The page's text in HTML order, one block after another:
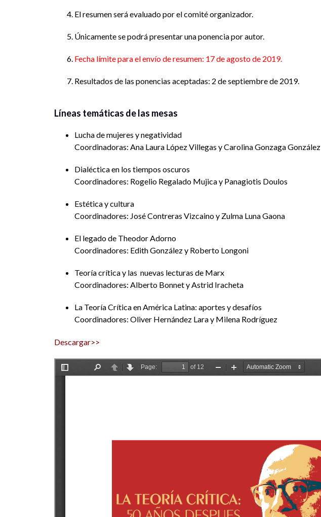
El resumen será evaluado por el comité organizador.
Únicamente se podrá presentar una ponencia por autor.
Fecha límite para el envío de resumen: 17 de agosto de 2019.
Resultados de las ponencias aceptadas: 2 de septiembre de 2019.
Líneas temáticas de las mesas
Lucha de mujeres y negatividad
Coordinadoras: Ana Laura López Villegas y Carolina Gonzaga González
Dialéctica en los tiempos oscuros
Coordinadores: Rogelio Regalado Mujica y Panagiotis Doulos
Estética y cultura
Coordinadores: José Contreras Vizcaino y Zulma Luna Gaona
El legado de Theodor Adorno
Coordinadores: Edith González y Roberto Longoni
Teoría crítica y las nuevas lecturas de Marx
Coordinadores: Alberto Bonnet y Astrid Iracheta
La Teoría Crítica en América Latina: aportes y desafíos
Coordinadores: Oliver Hernández Lara y Milena Rodríguez
Descargar>>